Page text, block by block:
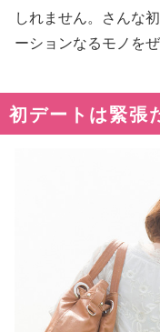
しれません。さんな
ーションなるモノを
初デートは緊張